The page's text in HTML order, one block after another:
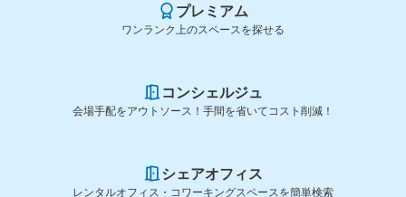
プレミアム
ワンランク上のスペースを探せる
コンシェルジュ
会場手配をアウトソース！手間を省いてコスト削減！
シェアオフィス
レンタルオフィス・コワーキングスペースを簡単検索